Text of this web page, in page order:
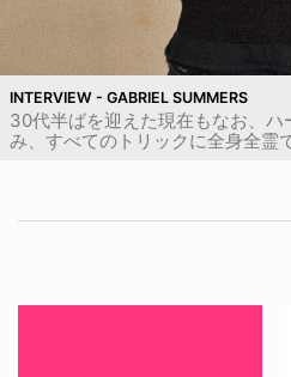
INTERVIEW - GABRIEL SUMMERS
30代半ばを迎えた現在もなお、
み、すべてのトリックに全身全霊